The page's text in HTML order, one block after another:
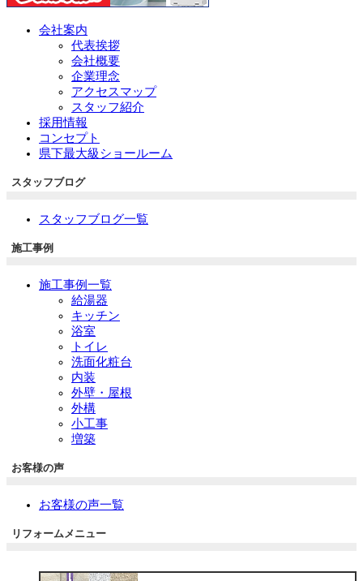
会社案内
代表挨拶
会社概要
企業理念
アクセスマップ
スタッフ紹介
採用情報
コンセプト
県下最大級ショールーム
スタッフブログ
スタッフブログ一覧
施工事例
施工事例一覧
給湯器
キッチン
浴室
トイレ
洗面化粧台
内装
外壁・屋根
外構
小工事
増築
お客様の声
お客様の声一覧
リフォームメニュー